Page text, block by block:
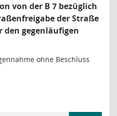
von der B 7 bezüglich
der Straße
den gegenläufigen
ohne Beschluss